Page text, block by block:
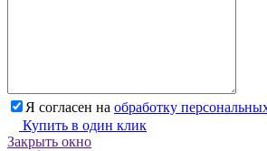
Я согласен на обработку
Купить в один клик
Закрыть окно